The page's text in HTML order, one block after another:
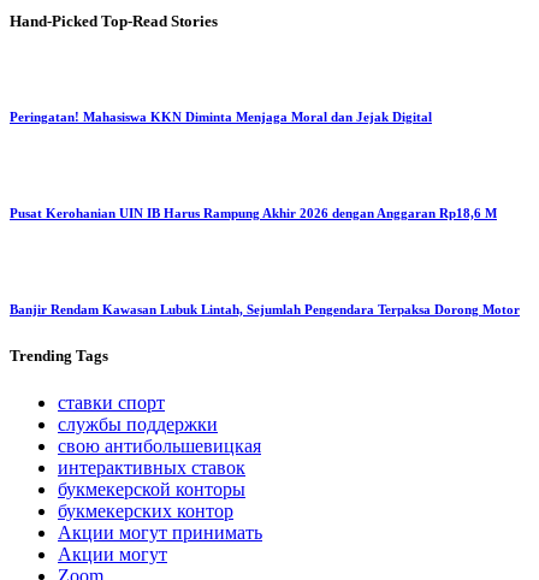
Hand-Picked Top-Read Stories
Peringatan! Mahasiswa KKN Diminta Menjaga Moral dan Jejak Digital
Pusat Kerohanian UIN IB Harus Rampung Akhir 2026 dengan Anggaran Rp18,6 M
Banjir Rendam Kawasan Lubuk Lintah, Sejumlah Pengendara Terpaksa Dorong Motor
Trending Tags
ставки спорт
службы поддержки
свою антибольшевицкая
интерактивных ставок
букмекерской конторы
букмекерских контор
Акции могут принимать
Акции могут